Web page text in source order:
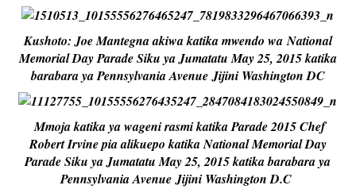
Kushoto: Joe Mantegna akiwa katika mwendo wa National
Memorial Day Parade Siku ya Jumatatu May 25, 2015 katika
barabara ya Pennsylvania Avenue Jijini Washington DC
Mmoja katika ya wageni rasmi katika Parade 2015 Chef
Robert Irvine pia alikuepo katika National Memorial Day
Parade Siku ya Jumatatu May 25, 2015 katika barabara ya
Pennsylvania Avenue Jijini Washington D.C